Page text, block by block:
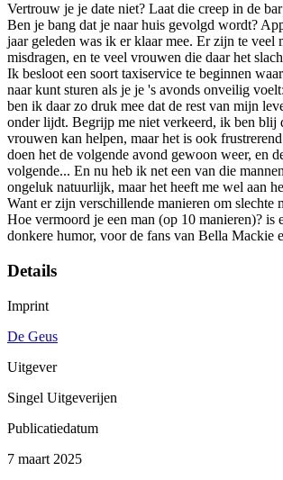
Vertrouw je je date niet? Laat die creep in de
Ben je bang dat je naar huis gevolgd wordt?
jaar geleden was ik er klaar mee. Er zijn te veel
misdragen, en te veel vrouwen die daar het
Ik besloot een soort taxiservice te beginnen
naar kunt sturen als je je 's avonds onveilig
ben ik daar zo druk mee dat de rest van mijn
onder lijdt. Begrijp me niet verkeerd, ik ben blij
vrouwen kan helpen, maar het is ook
doen het de volgende avond gewoon weer, en
volgende... En nu heb ik net een van die
ongeluk natuurlijk, maar het heeft me wel aan
Want er zijn verschillende manieren om slechte
Hoe vermoord je een man (op 10 manieren)? is
donkere humor, voor de fans van Bella Mackie
Details
Imprint
De Geus
Uitgever
Singel Uitgeverijen
Publicatiedatum
7 maart 2025